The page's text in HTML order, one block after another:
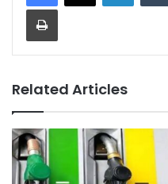
Print
Related Articles